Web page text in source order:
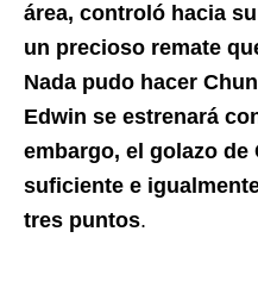
área, controló hacia
un precioso remate
Nada pudo hacer
Edwin se estrenará
embargo, el golazo de
suficiente e
tres puntos.